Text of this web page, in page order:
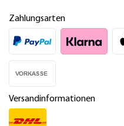
Zahlungsarten
Versandinformationen